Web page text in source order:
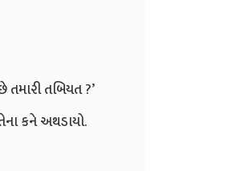
તમારી તબિયત ?’
કને અથડાયો.